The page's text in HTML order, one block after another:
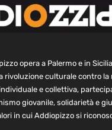
opera a Palermo e in
rivoluzione culturale contro la
e collettiva,
giovanile, solidarietà e
in cui Addiopizzo si